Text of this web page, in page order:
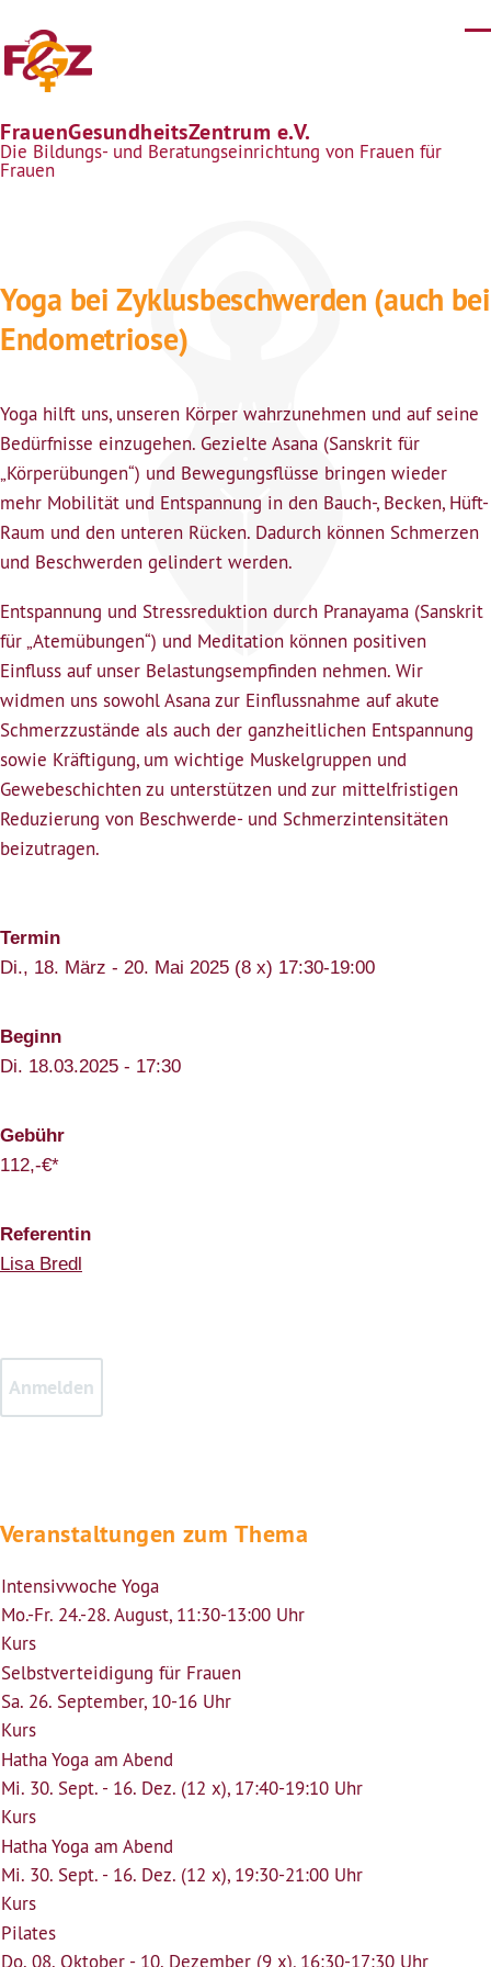
FrauenGesundheitsZentrum e.V.
Die Bildungs- und Beratungseinrichtung von Frauen für
Frauen
Yoga bei Zyklusbeschwerden (auch bei
Endometriose)
Yoga hilft uns, unseren Körper wahrzunehmen und auf seine
Bedürfnisse einzugehen. Gezielte Asana (Sanskrit für
„Körperübungen“) und Bewegungsflüsse bringen wieder
mehr Mobilität und Entspannung in den Bauch-, Becken, Hüft-
Raum und den unteren Rücken. Dadurch können Schmerzen
und Beschwerden gelindert werden.
Entspannung und Stressreduktion durch Pranayama (Sanskrit
für „Atemübungen“) und Meditation können positiven
Einfluss auf unser Belastungsempfinden nehmen. Wir
widmen uns sowohl Asana zur Einflussnahme auf akute
Schmerzzustände als auch der ganzheitlichen Entspannung
sowie Kräftigung, um wichtige Muskelgruppen und
Gewebeschichten zu unterstützen und zur mittelfristigen
Reduzierung von Beschwerde- und Schmerzintensitäten
beizutragen.
Termin
Di., 18. März - 20. Mai 2025 (8 x) 17:30-19:00
Beginn
Di. 18.03.2025 - 17:30
Gebühr
112,-€*
Referentin
Lisa Bredl
Veranstaltungen zum Thema
Intensivwoche Yoga
Mo.-Fr. 24.-28. August, 11:30-13:00 Uhr
Kurs
Selbstverteidigung für Frauen
Sa. 26. September, 10-16 Uhr
Kurs
Hatha Yoga am Abend
Mi. 30. Sept. - 16. Dez. (12 x), 17:40-19:10 Uhr
Kurs
Hatha Yoga am Abend
Mi. 30. Sept. - 16. Dez. (12 x), 19:30-21:00 Uhr
Kurs
Pilates
Do. 08. Oktober - 10. Dezember (9 x), 16:30-17:30 Uhr